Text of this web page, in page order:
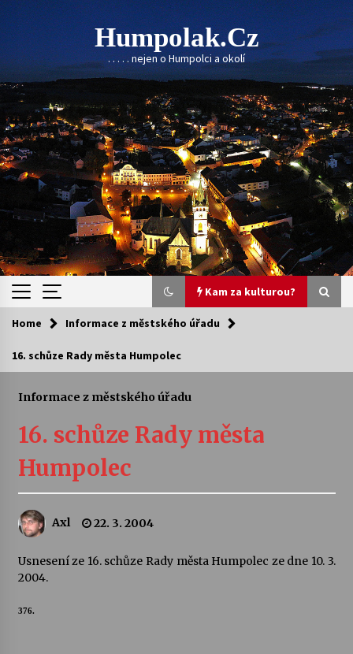
Skip
to
content
Humpolak.cz
. . . . . nejen o Humpolci a okolí
Kam za kulturou?
Kam za kulturou?
Sukuba Ensemble
Vernisáž výstavy Josefíny Duškové: Stávám se
kapkou
Veselí muzikanti
Home Informace z městského úřadu
16. schůze Rady města Humpolec
Informace z městského úřadu
16. schůze Rady města
Humpolec
Axl 22. 3. 2004
Usnesení ze 16. schůze Rady města Humpolec ze dne 10. 3.
2004.
376.